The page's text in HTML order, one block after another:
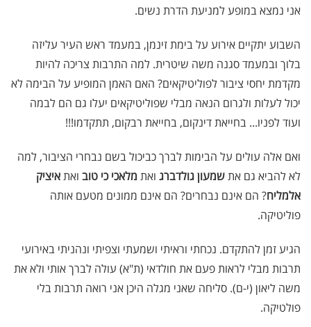
אני נמצא במופע למניעת הדרת נשים.
השבוע יתקיים אירוע על בימת זינמן, במעמד ראש העיר עליזה
בלוך ובמעמד סגנה משה שיטרית. למה התרבות צריכה להיות
מקדמת יחסי ציבור לפוליטיקאים? האם האמן המופיע על הבימה לא
יכול לעלות ולגרום הנאה מבלי שפוליטיקאים יעלו גם הם לבמה
ועוד לפניו... בחייאת דינקום, בחייאת רבקום, תתקדמו!!!
ואם אלה עולים על הבימות לברך כביכול בשם נבחרי הציבור, למה
לא להביא גם אתשמעון גולדברג ואת מלאכי כי טוב ואתאיציק
אלמליח? הם אינם נבחרים? הם אינם ממונים מטעם אותה
פוליטיקה.
הגיע זמן להתקדם. נכחתי וראיתי ושמעתי וצפיתי ונהניתי באירועי
תרבות מבלי לראות פעם את חולדאי (ת"א) עולה לברך אותי ולא את
משה ליאון (י-ם). סליחה שאני מגלה היכן אני רואה תרבות בלי
פולטיקה.